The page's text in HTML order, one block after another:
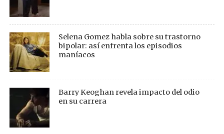
Selena Gomez habla sobre su trastorno
bipolar: así enfrenta los episodios
maníacos
Barry Keoghan revela impacto del odio
en su carrera